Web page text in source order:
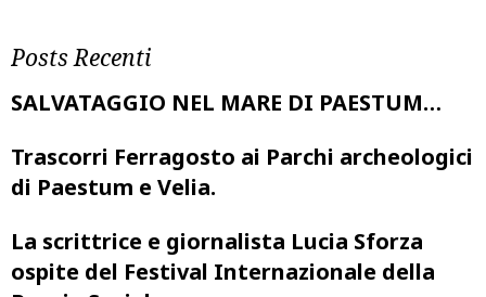
Posts Recenti
SALVATAGGIO NEL MARE DI PAESTUM…
Trascorri Ferragosto ai Parchi archeologici
di Paestum e Velia.
La scrittrice e giornalista Lucia Sforza
ospite del Festival Internazionale della